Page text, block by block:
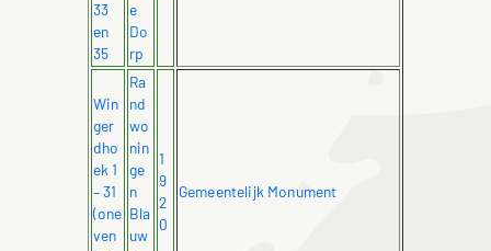
33
en
35
e
Do
rp
Win
ger
dho
ek 1
– 31
(one
ven
Ra
nd
wo
nin
ge
n
Bla
uw
1
9
2
0
Gemeentelijk Monument